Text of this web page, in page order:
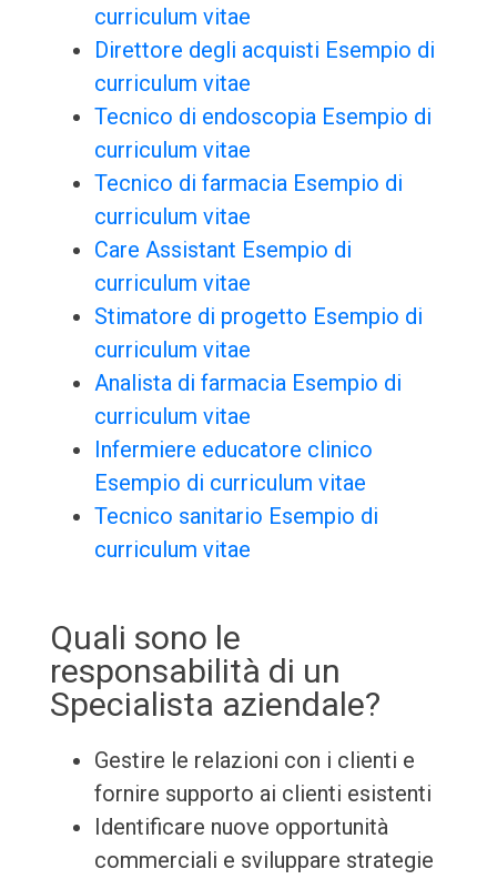
curriculum vitae
Direttore degli acquisti Esempio di
curriculum vitae
Tecnico di endoscopia Esempio di
curriculum vitae
Tecnico di farmacia Esempio di
curriculum vitae
Care Assistant Esempio di
curriculum vitae
Stimatore di progetto Esempio di
curriculum vitae
Analista di farmacia Esempio di
curriculum vitae
Infermiere educatore clinico
Esempio di curriculum vitae
Tecnico sanitario Esempio di
curriculum vitae
Quali sono le
responsabilità di un
Specialista aziendale?
Gestire le relazioni con i clienti e
fornire supporto ai clienti esistenti
Identificare nuove opportunità
commerciali e sviluppare strategie